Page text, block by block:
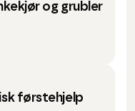
og grubler
førstehjelp